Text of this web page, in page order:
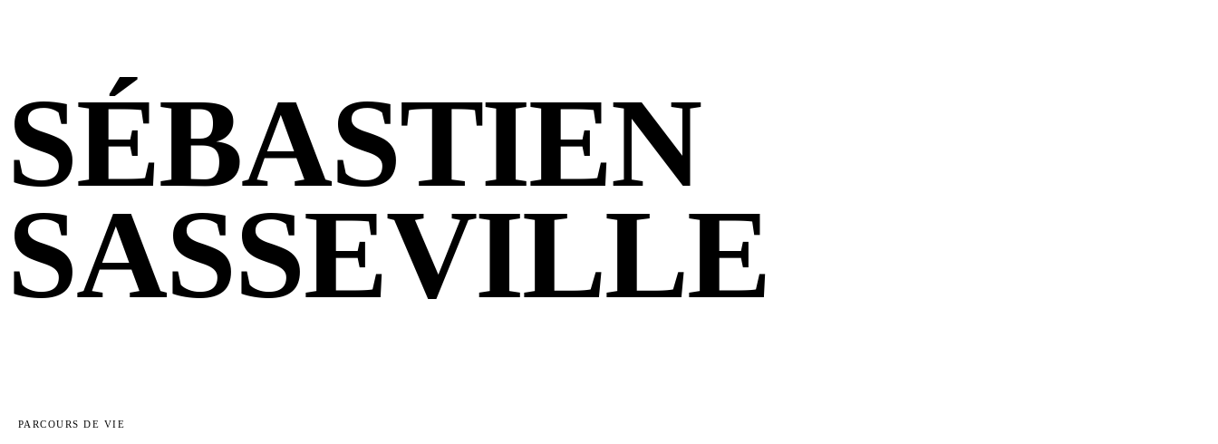
SÉBASTIEN
SASSEVILLE
PARCOURS DE VIE